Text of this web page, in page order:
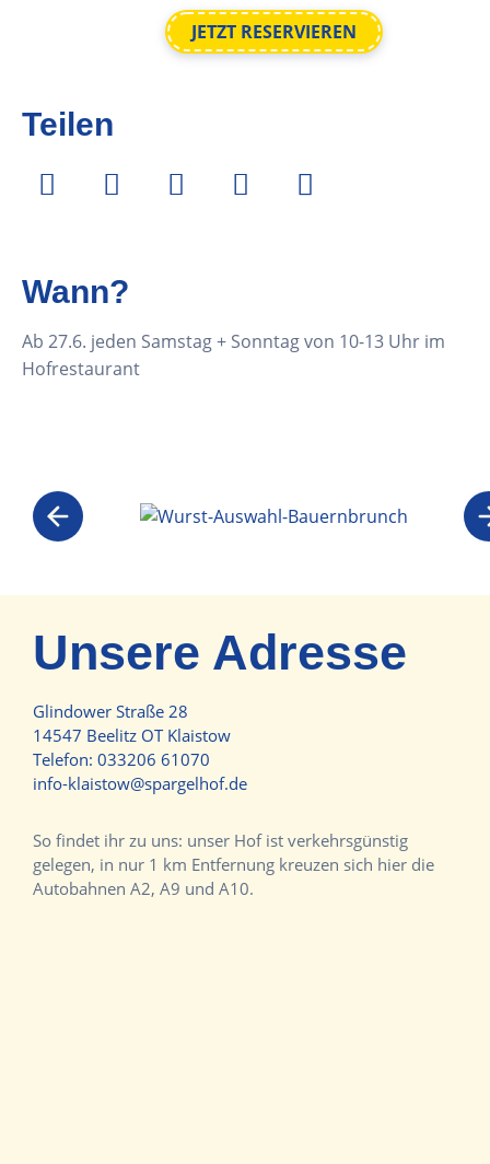
JETZT RESERVIEREN
Teilen
Wann?
Ab 27.6. jeden Samstag + Sonntag von 10-13 Uhr im
Hofrestaurant
Unsere Adresse
Glindower Straße 28
14547 Beelitz OT Klaistow
Telefon: 033206 61070
info-klaistow@spargelhof.de
So findet ihr zu uns: unser Hof ist verkehrsgünstig
gelegen, in nur 1 km Entfernung kreuzen sich hier die
Autobahnen A2, A9 und A10.